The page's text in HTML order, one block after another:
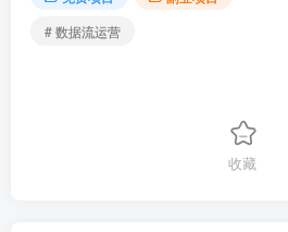
# 数据流运营
收藏